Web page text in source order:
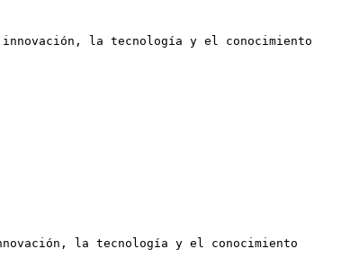
la tecnología y el conocimiento
la tecnología y el conocimiento